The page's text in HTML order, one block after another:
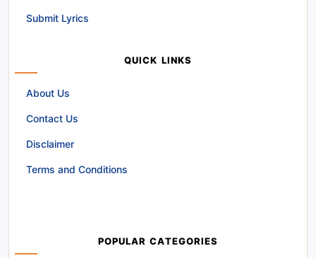
Submit Lyrics
QUICK LINKS
About Us
Contact Us
Disclaimer
Terms and Conditions
POPULAR CATEGORIES